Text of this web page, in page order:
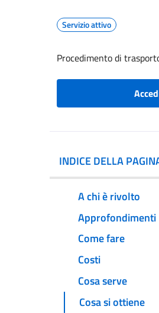
Servizio attivo
Procedimento di
INDICE DELLA
A chi è rivolto
Approfondimenti
Come fare
Costi
Cosa serve
Cosa si ottiene